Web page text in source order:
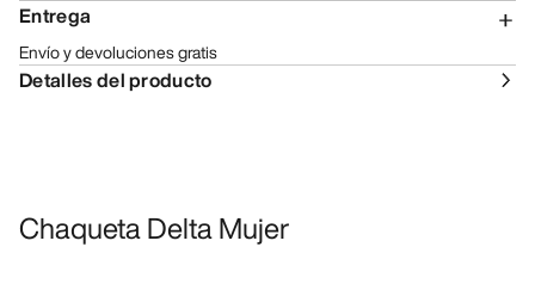
Entrega
Envío y devoluciones gratis
Detalles del producto
Chaqueta Delta Mujer